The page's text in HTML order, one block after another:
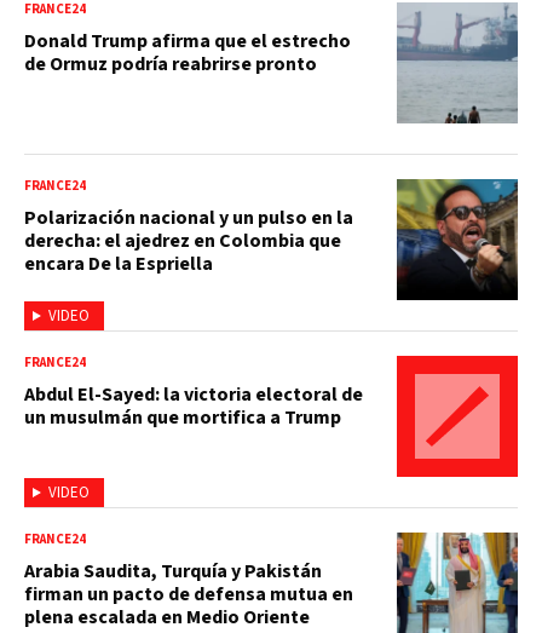
FRANCE24
Donald Trump afirma que el estrecho
de Ormuz podría reabrirse pronto
VIDEO
FRANCE24
Polarización nacional y un pulso en la
derecha: el ajedrez en Colombia que
encara De la Espriella
VIDEO
FRANCE24
Abdul El-Sayed: la victoria electoral de
un musulmán que mortifica a Trump
FRANCE24
Arabia Saudita, Turquía y Pakistán
firman un pacto de defensa mutua en
plena escalada en Medio Oriente